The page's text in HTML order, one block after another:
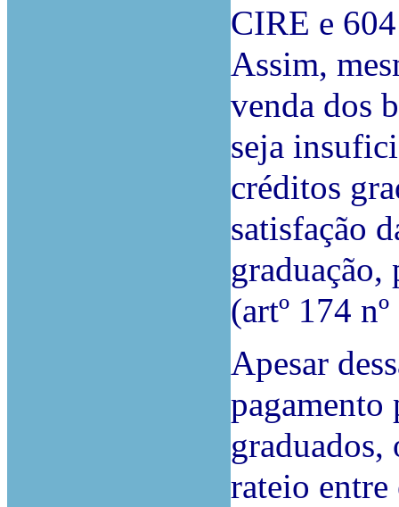
CIRE e
Assim,
venda dos
seja
créditos
satisfação
graduação,
(artº 174
Apesar
pagamento
graduados,
rateio entre